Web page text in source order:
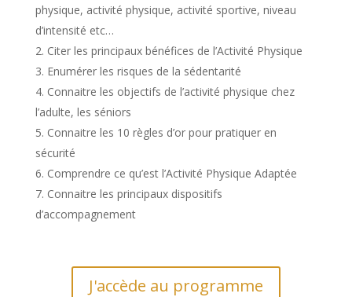
physique, activité physique, activité sportive, niveau
d’intensité etc…
Citer les principaux bénéfices de l’Activité Physique
Enumérer les risques de la sédentarité
Connaitre les objectifs de l’activité physique chez
l’adulte, les séniors
Connaitre les 10 règles d’or pour pratiquer en
sécurité
Comprendre ce qu’est l’Activité Physique Adaptée
Connaitre les principaux dispositifs
d’accompagnement
J'accède au programme